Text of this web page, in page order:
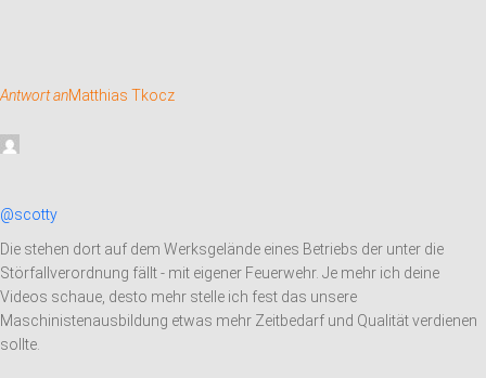
Antwort anMatthias Tkocz
@scotty
Die stehen dort auf dem Werksgelände eines Betriebs der unter die
Störfallverordnung fällt - mit eigener Feuerwehr. Je mehr ich deine
Videos schaue, desto mehr stelle ich fest das unsere
Maschinistenausbildung etwas mehr Zeitbedarf und Qualität verdienen
sollte.